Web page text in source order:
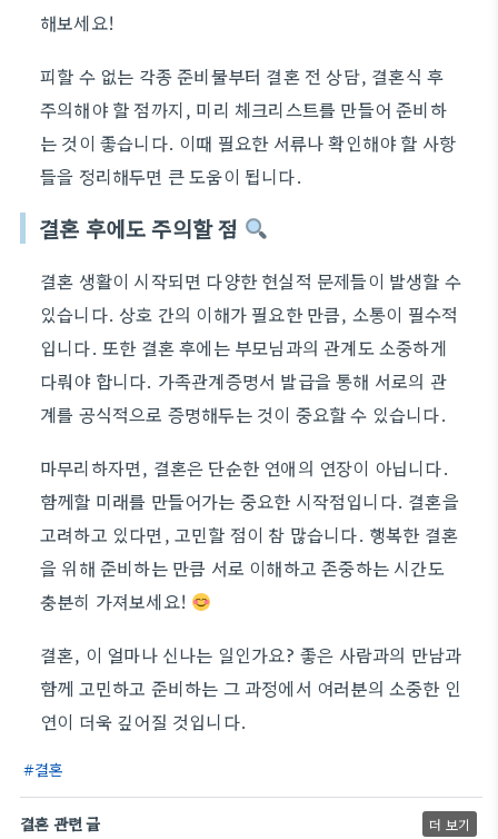
해보세요!
피할 수 없는 각종 준비물부터 결혼 전 상담, 결혼식 후
주의해야 할 점까지, 미리 체크리스트를 만들어 준비하
는 것이 좋습니다. 이때 필요한 서류나 확인해야 할 사항
들을 정리해두면 큰 도움이 됩니다.
결혼 후에도 주의할 점
결혼 생활이 시작되면 다양한 현실적 문제들이 발생할 수
있습니다. 상호 간의 이해가 필요한 만큼, 소통이 필수적
입니다. 또한 결혼 후에는 부모님과의 관계도 소중하게
다뤄야 합니다. 가족관계증명서 발급을 통해 서로의 관
계를 공식적으로 증명해두는 것이 중요할 수 있습니다.
마무리하자면, 결혼은 단순한 연애의 연장이 아닙니다.
함께할 미래를 만들어가는 중요한 시작점입니다. 결혼을
고려하고 있다면, 고민할 점이 참 많습니다. 행복한 결혼
을 위해 준비하는 만큼 서로 이해하고 존중하는 시간도
충분히 가져보세요!
결혼, 이 얼마나 신나는 일인가요? 좋은 사람과의 만남과
함께 고민하고 준비하는 그 과정에서 여러분의 소중한 인
연이 더욱 깊어질 것입니다.
결혼
결혼 관련 글 더 보기